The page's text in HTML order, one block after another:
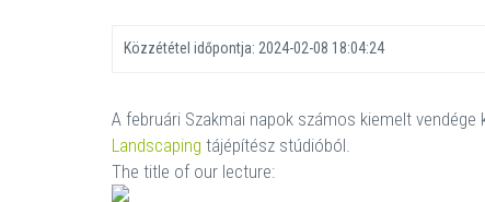
Közzététel időpontja: 2024-02-08 18:04:24
A februári Szakmai napok számos kiemelt
Landscaping tájépítész stúdióból.
The title of our lecture: